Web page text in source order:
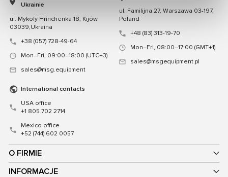
O FIRMIE
INFORMACJE
Ukrainie
ul. Mykoly Hrinchenka 18, Kijów
03039,Ukraina
+38 (057) 728-49-64
Mon–Fri, 09:00–18:00 (UTC+3)
sales@msg.equipment
ul. Familijna 27, Warszawa 03-197,
Poland
+48 (83) 313-19-70
Mon–Fri, 08:00–17:00 (GMT+1)
sales@msgequipment.pl
International contacts
USA office
+1 805 702 2714
Mexico office
+52 (744) 602 0057